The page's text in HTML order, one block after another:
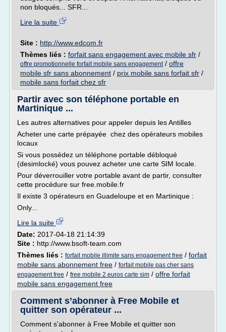
non bloqués... SFR...
Lire la suite
Site : http://www.edcom.fr
Thèmes liés : forfait sans engagement avec mobile sfr /
offre promotionnelle forfait mobile sans engagement/ offre
mobile sfr sans abonnement / prix mobile sans forfait sfr /
mobile sans forfait chez sfr
Partir avec son téléphone portable en
Martinique ...
Les autres alternatives pour appeler depuis les Antilles
Acheter une carte prépayée chez des opérateurs mobiles
locaux
Si vous possédez un téléphone portable débloqué
(desimlocké) vous pouvez acheter une carte SIM locale.
Pour déverrouiller votre portable avant de partir, consulter
cette procédure sur free.mobile.fr
Il existe 3 opérateurs en Guadeloupe et en Martinique :
Only...
Lire la suite
Date: 2017-04-18 21:14:39
Site : http://www.bsoft-team.com
Thèmes liés : forfait mobile illimite sans engagement free / forfait
mobile sans abonnement free / forfait mobile pas cher sans
engagement free / free mobile 2 euros carte sim / offre forfait
mobile sans engagement free
Comment s’abonner à Free Mobile et
quitter son opérateur ...
Comment s'abonner à Free Mobile et quitter son